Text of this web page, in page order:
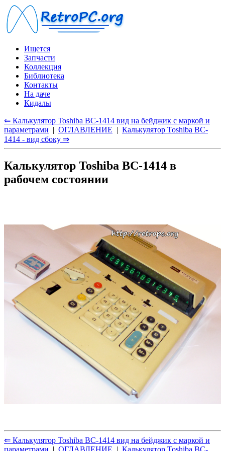
Ищется
Запчасти
Коллекция
Библиотека
Контакты
На даче
Кидалы
⇐ Калькулятор Toshiba BC-1414 вид на бейджик с маркой и
параметрами | ОГЛАВЛЕНИЕ | Калькулятор Toshiba BC-
1414 - вид сбоку ⇒
Калькулятор Toshiba BC-1414 в
рабочем состоянии
⇐ Калькулятор Toshiba BC-1414 вид на бейджик с маркой и
параметрами | ОГЛАВЛЕНИЕ | Калькулятор Toshiba BC-